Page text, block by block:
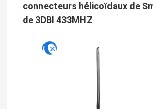
connecteurs hélicoïdaux de
de 3DBI 433MHZ